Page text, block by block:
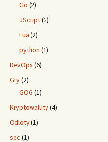
Go (2)
JScript(2)
Lua (2)
python (1)
DevOps (6)
Gry(2)
GOG (1)
Kryptowaluty(4)
Odloty(1)
sec (1)